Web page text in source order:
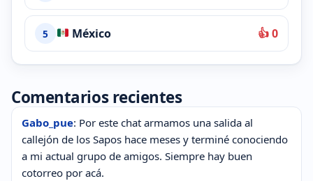
5 México 👍 0
Comentarios recientes
Gabo_pue: Por este chat armamos una salida al
callejón de los Sapos hace meses y terminé conociendo
a mi actual grupo de amigos. Siempre hay buen
cotorreo por acá.